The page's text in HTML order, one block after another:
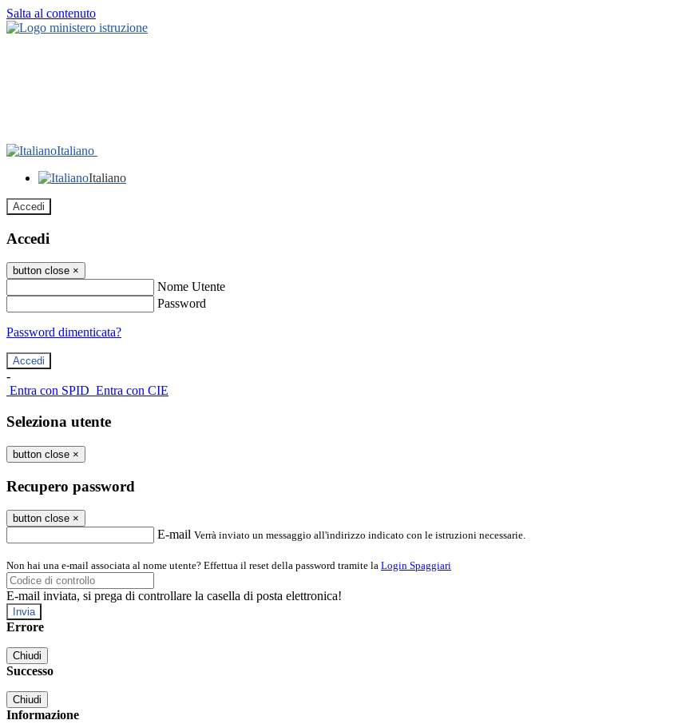
Salta al contenuto
Italiano
Italiano
Accedi
Accedi
button close ×
Nome Utente
Password
Password dimenticata?
-
Entra con SPID Entra con CIE
Seleziona utente
button close ×
Recupero password
button close ×
E-mail Verrà inviato un messaggio all'indirizzo indicato con le istruzioni necessarie.
Non hai una e-mail associata al nome utente? Effettua il reset della password tramite la Login Spaggiari
E-mail inviata, si prega di controllare la casella di posta elettronica!
Errore
Chiudi
Successo
Chiudi
Informazione